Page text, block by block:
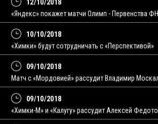
12/10/2018
«Яндекс» покажет матчи Олимп - Первенства
10/10/2018
«Химки» будут сотрудничать с «Перспективой»
09/10/2018
Матч с «Мордовией» рассудит Владимир
09/10/2018
«Химки-М» и «Калугу» рассудит Алексей